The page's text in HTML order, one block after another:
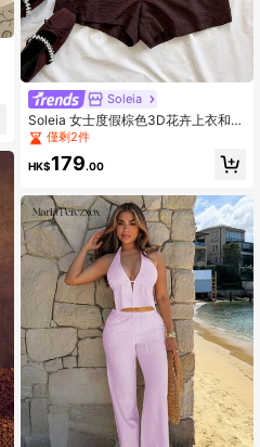
Soleia
Soleia 女士度假棕色3D花卉上衣和休
闲短裤两件套
僅剩2件
HK$179.00